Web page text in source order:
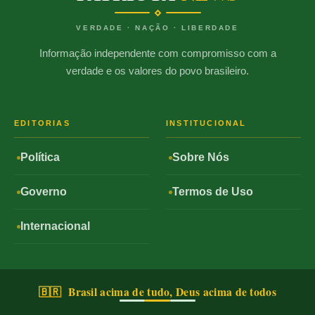
VERDADE · NAÇÃO · LIBERDADE
Informação independente com compromisso com a
verdade e os valores do povo brasileiro.
EDITORIAS
Política
Governo
Internacional
INSTITUCIONAL
Sobre Nós
Termos de Uso
🇧🇷 Brasil acima de tudo, Deus acima de todos